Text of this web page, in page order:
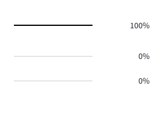
100%
0%
0%